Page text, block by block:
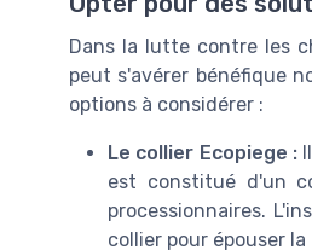
Dans la lutte contre les
peut s'avérer bénéfique
options à considérer :
Le collier Ecopiege :Il
est constitué d'un
processionnaires.
collier pour épouser